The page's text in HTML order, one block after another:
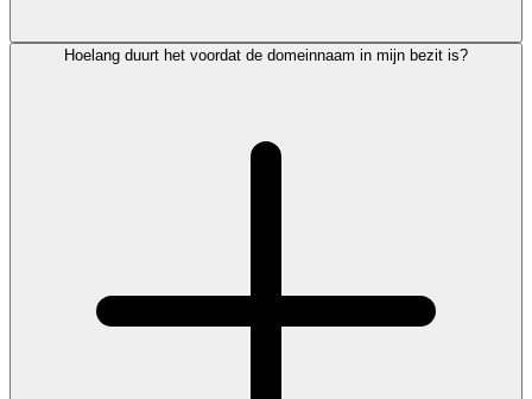
Hoelang duurt het voordat de domeinnaam in mijn bezit is?